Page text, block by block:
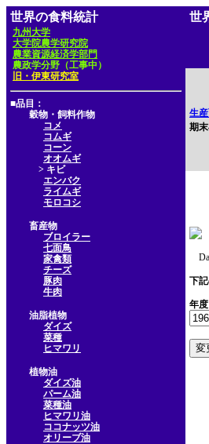
世界の食料統計
九州大学
大学院農学研究院
農業資源経済学部門
農政学分野（工事中）
旧・伊東研究室
■品目：
穀物・飼料作物
コメ
コムギ
コーン
オオムギ
> キビ
エンバク
ライムギ
モロコシ
畜産物
ブロイラー
七面鳥
家禽類
チーズ
豚肉
牛肉
油脂植物
ダイズ
菜種
ヒマワリ
植物油
ダイズ油
パーム油
菜種油
ヒマワリ油
ココナッツ油
オリーブ油
世
生
期
下
年度